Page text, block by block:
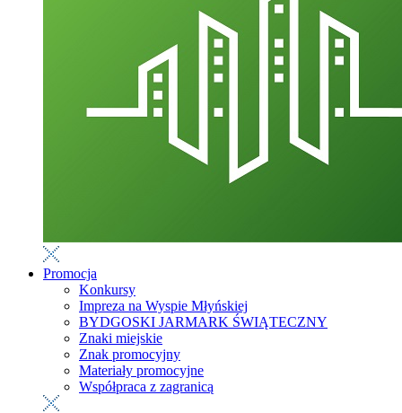
Promocja
Konkursy
Impreza na Wyspie Młyńskiej
BYDGOSKI JARMARK ŚWIĄTECZNY
Znaki miejskie
Znak promocyjny
Materiały promocyjne
Współpraca z zagranicą